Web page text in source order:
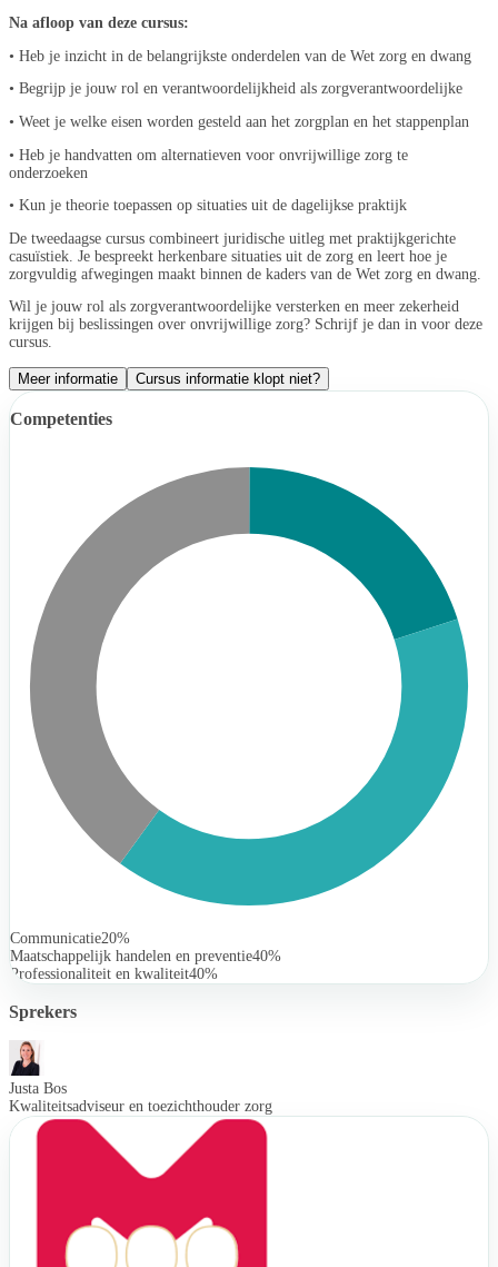
Na afloop van deze cursus:
• Heb je inzicht in de belangrijkste onderdelen van de Wet zorg en dwang
• Begrijp je jouw rol en verantwoordelijkheid als zorgverantwoordelijke
• Weet je welke eisen worden gesteld aan het zorgplan en het stappenplan
• Heb je handvatten om alternatieven voor onvrijwillige zorg te
onderzoeken
• Kun je theorie toepassen op situaties uit de dagelijkse praktijk
De tweedaagse cursus combineert juridische uitleg met praktijkgerichte
casuïstiek. Je bespreekt herkenbare situaties uit de zorg en leert hoe je
zorgvuldig afwegingen maakt binnen de kaders van de Wet zorg en dwang.
Wil je jouw rol als zorgverantwoordelijke versterken en meer zekerheid
krijgen bij beslissingen over onvrijwillige zorg? Schrijf je dan in voor deze
cursus.
Meer informatie Cursus informatie klopt niet?
Competenties
Communicatie20%
Maatschappelijk handelen en preventie40%
Professionaliteit en kwaliteit40%
Sprekers
Justa Bos
Kwaliteitsadviseur en toezichthouder zorg